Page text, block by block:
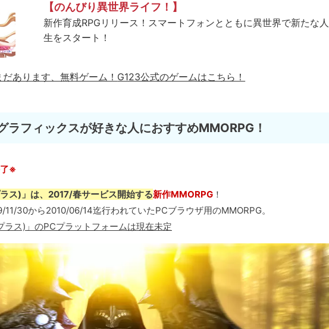
【のんびり異世界ライフ！】
新作育成RPGリリース！スマートフォンとともに異世界で新たな人
生をスタート！
だあります、無料ゲーム！ G123公式のゲームはこちら！
ラフィックスが好きな人におすすめMMORPG！
※
ス)」は、2017/春サービス開始する新作MMORPG ！
11/30から2010/06/14迄行われていたPCブラウザ用のMMORPG。
ラス)」のPCプラットフォームは現在未定